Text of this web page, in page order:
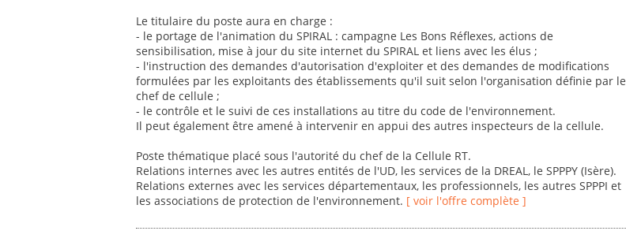
Le titulaire du poste aura en charge :
- le portage de l'animation du SPIRAL : campagne Les Bons Réflexes, actions de
sensibilisation, mise à jour du site internet du SPIRAL et liens avec les élus ;
- l'instruction des demandes d'autorisation d'exploiter et des demandes de modifications
formulées par les exploitants des établissements qu'il suit selon l'organisation définie par le
chef de cellule ;
- le contrôle et le suivi de ces installations au titre du code de l'environnement.
Il peut également être amené à intervenir en appui des autres inspecteurs de la cellule.
Poste thématique placé sous l'autorité du chef de la Cellule RT.
Relations internes avec les autres entités de l'UD, les services de la DREAL, le SPPPY (Isère).
Relations externes avec les services départementaux, les professionnels, les autres SPPPI et
les associations de protection de l'environnement. [ voir l'offre complète ]